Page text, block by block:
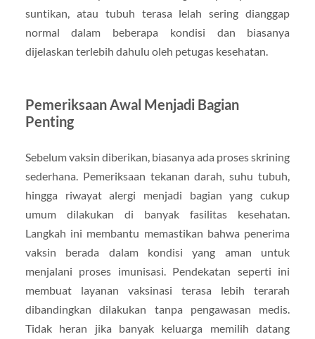
suntikan, atau tubuh terasa lelah sering dianggap
normal dalam beberapa kondisi dan biasanya
dijelaskan terlebih dahulu oleh petugas kesehatan.
Pemeriksaan Awal Menjadi Bagian
Penting
Sebelum vaksin diberikan, biasanya ada proses skrining
sederhana. Pemeriksaan tekanan darah, suhu tubuh,
hingga riwayat alergi menjadi bagian yang cukup
umum dilakukan di banyak fasilitas kesehatan.
Langkah ini membantu memastikan bahwa penerima
vaksin berada dalam kondisi yang aman untuk
menjalani proses imunisasi. Pendekatan seperti ini
membuat layanan vaksinasi terasa lebih terarah
dibandingkan dilakukan tanpa pengawasan medis.
Tidak heran jika banyak keluarga memilih datang